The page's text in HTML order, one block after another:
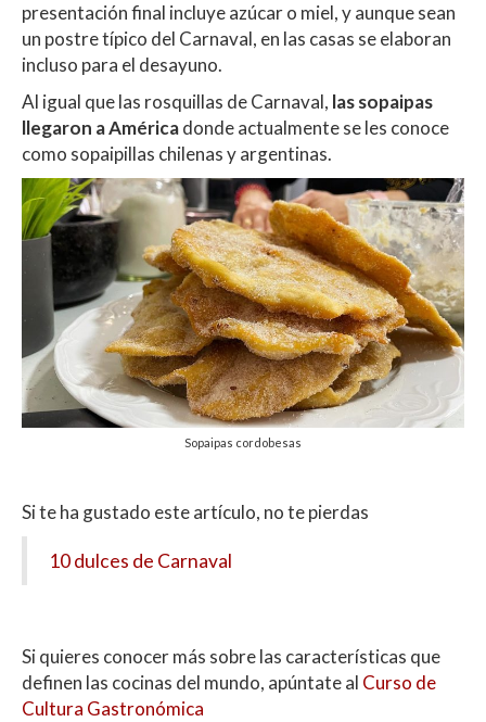
presentación final incluye azúcar o miel, y aunque sean
un postre típico del Carnaval, en las casas se elaboran
incluso para el desayuno.
Al igual que las rosquillas de Carnaval, las sopaipas
llegaron a Américadonde actualmente se les conoce
como sopaipillas chilenas y argentinas.
Sopaipas cordobesas
Si te ha gustado este artículo, no te pierdas
10 dulces de Carnaval
Si quieres conocer más sobre las características que
definen las cocinas del mundo, apúntate al Curso de
Cultura Gastronómica